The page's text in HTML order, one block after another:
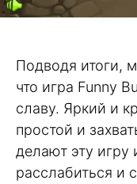
Подводя итоги,
что игра Funny
славу. Яркий и
простой и
делают эту игру
расслабиться и